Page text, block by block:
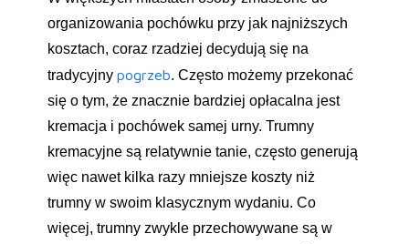
organizowania pochówku przy jak najniższych
kosztach, coraz rzadziej decydują się na
tradycyjny pogrzeb. Często możemy przekonać
się o tym, że znacznie bardziej opłacalna jest
kremacja i pochówek samej urny. Trumny
kremacyjne są relatywnie tanie, często generują
więc nawet kilka razy mniejsze koszty niż
trumny w swoim klasycznym wydaniu. Co
więcej, trumny zwykle przechowywane są w